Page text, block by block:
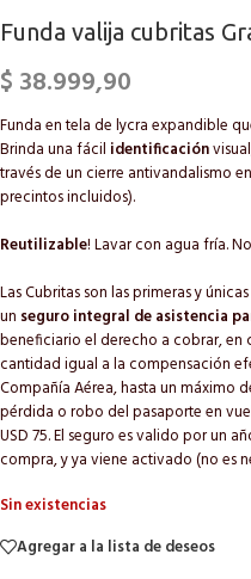
Funda valija cubritas
$ 38.999,90
Funda en tela de lycra expandible
Brinda una fácil identificación
través de un cierre antivandalismo
precintos incluidos).
Reutilizable! Lavar con agua fría.
Las Cubritas son las primeras y
un seguro integral de asistencia
beneficiario el derecho a cobrar,
cantidad igual a la compensación
Compañía Aérea, hasta un máximo
pérdida o robo del pasaporte en
USD 75. El seguro es valido por un
compra, y ya viene activado (no es
Sin existencias
Agregar a la lista de deseos